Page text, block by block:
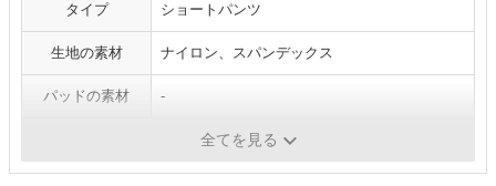
タイプ ショートパンツ
生地の素材 ナイロン、スパンデックス
パッドの素材 -
通気、吸汗速乾
全てを見る